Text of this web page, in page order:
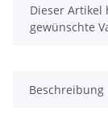
x
Dieser Artikel
gewünschte
Beschreibung